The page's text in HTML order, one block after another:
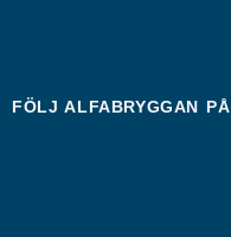
FÖLJ ALFABRYGGAN PÅ